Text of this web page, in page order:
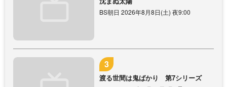
BS朝日 2026年8月8日(土) 夜9:00
渡る世間は鬼ばかり 第7シリーズ